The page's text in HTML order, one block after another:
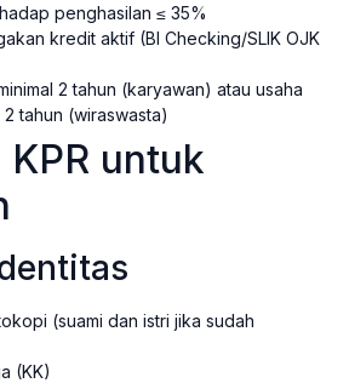
penghasilan ≤ 35%
kredit aktif (BI Checking/SLIK OJK
2 tahun (karyawan) atau usaha
tahun (wiraswasta)
untuk
(suami dan istri jika sudah
(KK)